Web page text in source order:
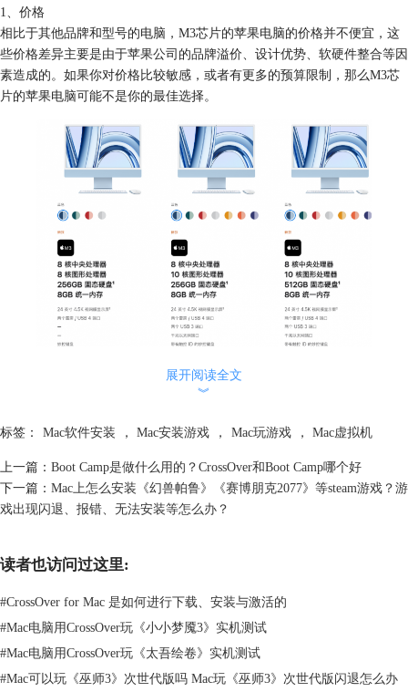
1、价格
相比于其他品牌和型号的电脑，M3芯片的苹果电脑的价格并不便宜，这
些价格差异主要是由于苹果公司的品牌溢价、设计优势、软硬件整合等因
素造成的。如果你对价格比较敏感，或者有更多的预算限制，那么M3芯
片的苹果电脑可能不是你的最佳选择。
2、兼容性
的电脑，它们不能运行所有的软件和游戏。例如，M3芯片的苹果电脑不
能直接运行Windows系统，需要通过虚拟机或Boot Camp等方式来实现。
M3芯片的苹果电脑也不能直接运行一些只支持x86架构的软件和游戏，如
苹果电组可能不是你的最佳选择。
展开阅读全文
︾
标签： Mac软件安装 ， Mac安装游戏 ， Mac玩游戏 ， Mac虚拟机
上一篇： Boot Camp是做什么用的？CrossOver和Boot Camp哪个好
下一篇： Mac上怎么安装《幻兽帕鲁》《赛博朋克2077》等steam游戏？游
戏出现闪退、报错、无法安装等怎么办？
读者也访问过这里:
#CrossOver for Mac 是如何进行下载、安装与激活的
#Mac电脑用CrossOver玩《小小梦魇3》实机测试
#Mac电脑用CrossOver玩《太吾绘卷》实机测试
#Mac可以玩《巫师3》次世代版吗 Mac玩《巫师3》次世代版闪退怎么办